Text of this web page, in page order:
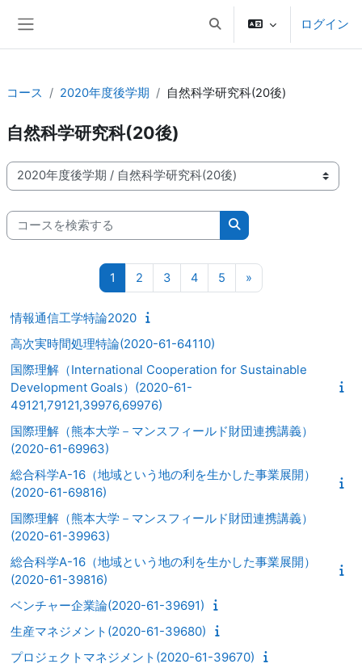
検索入力に切り替えるログイン
コース 2020年度後学期 自然科学研究科(20後)
自然科学研究科(20後)
コースカテゴリ
コースを検索する
コースを検索する
1 ページ 1
2 ページ 2
3ページ 3
4ページ 4
5 ページ 5
»
情報通信工学特論2020
高次実時間処理特論(2020-61-64110)
国際理解（International Cooperation for Sustainable
Development Goals）(2020-61-
49121,79121,39976,69976)
国際理解（熊本大学－マンスフィールド財団連携講義）
(2020-61-69963)
総合科学A-16（地域という地の利を生かした事業展開）
(2020-61-69816)
国際理解（熊本大学－マンスフィールド財団連携講義）
(2020-61-39963)
総合科学A-16（地域という地の利を生かした事業展開）
(2020-61-39816)
ベンチャー企業論(2020-61-39691)
生産マネジメント(2020-61-39680)
プロジェクトマネジメント(2020-61-39670)